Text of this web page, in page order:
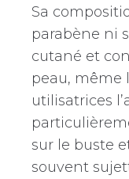
Sa
parabène ni
cutané et
peau, même
utilisatrices
sur le buste
souvent